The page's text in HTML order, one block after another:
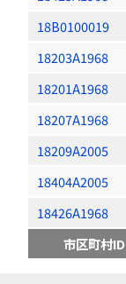
18B0100019
18203A1968
18201A1968
18207A1968
18209A2005
18404A2005
18426A1968
市区町村ID